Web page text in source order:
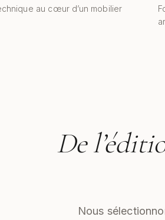
au cœur d’un mobilier
De
Nous